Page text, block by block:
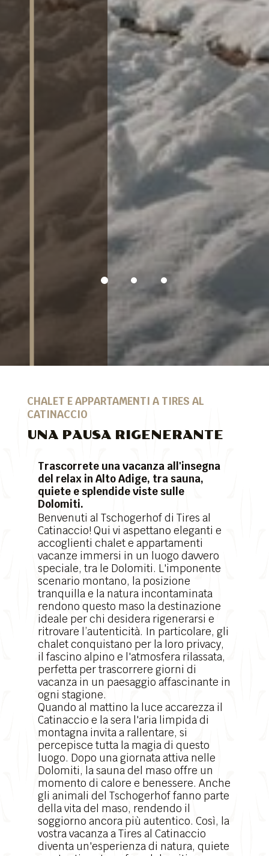
SAUNA
ATTIVITÀ
RICHIEDI
DISPONIBILITÀ /
PRENOTA
CHALET E APPARTAMENTI A TIRES AL
CATINACCIO
UNA PAUSA RIGENERANTE
Trascorrete una vacanza all'insegna
del relax in Alto Adige, tra sauna,
quiete e splendide viste sulle
Dolomiti.
Benvenuti al Tschogerhof di Tires al
Catinaccio! Qui vi aspettano eleganti e
accoglienti chalet e appartamenti
vacanze immersi in un luogo davvero
speciale, tra le Dolomiti. L'imponente
scenario montano, la posizione
tranquilla e la natura incontaminata
rendono questo maso la destinazione
ideale per chi desidera rigenerarsi e
ritrovare l’autenticità. In particolare, gli
chalet conquistano per la loro privacy,
il fascino alpino e l'atmosfera rilassata,
perfetta per trascorrere giorni di
vacanza in un paesaggio affascinante in
ogni stagione.
Quando al mattino la luce accarezza il
Catinaccio e la sera l'aria limpida di
montagna invita a rallentare, si
percepisce tutta la magia di questo
luogo. Dopo una giornata attiva nelle
Dolomiti, la sauna del maso offre un
momento di calore e benessere. Anche
gli animali del Tschogerhof fanno parte
della vita del maso, rendendo il
soggiorno ancora più autentico. Così, la
vostra vacanza a Tires al Catinaccio
diventa un'esperienza di natura, quiete